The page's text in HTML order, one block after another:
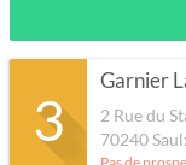
3
Garnier
2 Rue du
70240